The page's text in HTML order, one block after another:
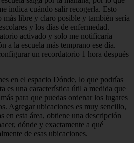
indica cuándo salir recogerla. Esto
más libre y claro posible y también sería
y los días de enfermedad.
activado y solo me notificaría
a la escuela más temprano ese día.
un recordatorio 1 hora después
en el espacio Dónde, lo que podrías
es una característica útil a medida que
para que puedas ordenar los lugares
Agregar ubicaciones es muy sencillo,
en esta área, obtiene una descripción
dónde y exactamente a qué
de esas ubicaciones.